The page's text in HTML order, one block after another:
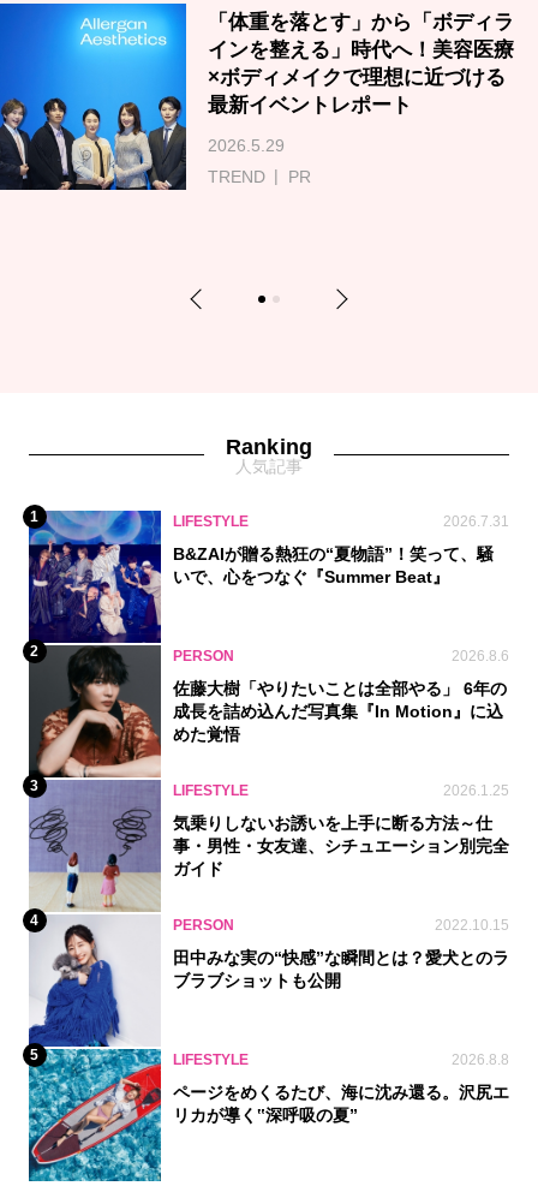
「体重を落とす」から「ボディラ
インを整える」時代へ！美容医療
×ボディメイクで理想に近づける
最新イベントレポート
2026.5.29
TREND
PR
Previous 1 2 Next
Ranking
人気記事
1 LIFESTYLE 2026.7.31
B&ZAIが贈る熱狂の“夏物語”！笑って、騒
いで、心をつなぐ『Summer Beat』
2 PERSON 2026.8.6
佐藤大樹「やりたいことは全部やる」 6年の
成長を詰め込んだ写真集『In Motion』に込
めた覚悟
3 LIFESTYLE 2026.1.25
気乗りしないお誘いを上手に断る方法～仕
事・男性・女友達、シチュエーション別完全
ガイド
4 PERSON 2022.10.15
田中みな実の“快感”な瞬間とは？愛犬とのラ
ブラブショットも公開
5 LIFESTYLE 2026.8.8
ページをめくるたび、海に沈み還る。沢尻エ
リカが導く‟深呼吸の夏”